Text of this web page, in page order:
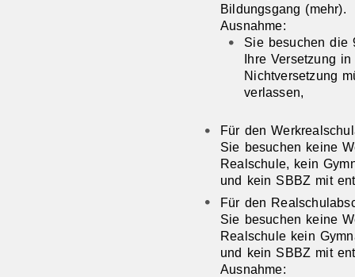
Bildungsgang (mehr).
Ausnahme:
Sie besuchen die
Ihre Versetzung
Nichtversetzung
verlassen,
Für den
Sie besuchen keine
Realschule, kein
und kein SBBZ mit
Für den
Sie besuchen keine
Realschule kein
und kein SBBZ mit
Ausnahme: